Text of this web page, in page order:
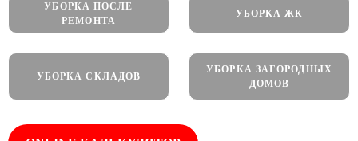
УБОРКА ПОСЛЕ
РЕМОНТА
УБОРКА ЖК
УБОРКА СКЛАДОВ
УБОРКА ЗАГОРОДНЫХ
ДОМОВ